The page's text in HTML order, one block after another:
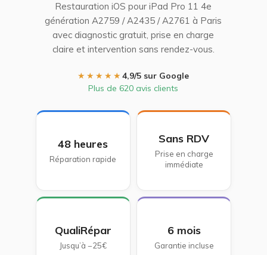
Restauration iOS pour iPad Pro 11 4e
génération A2759 / A2435 / A2761 à Paris
avec diagnostic gratuit, prise en charge
claire et intervention sans rendez-vous.
★★★★★4,9/5 sur Google
Plus de 620 avis clients
48 heures
Réparation rapide
Sans RDV
Prise en charge
immédiate
QualiRépar
Jusqu’à −25€
6 mois
Garantie incluse